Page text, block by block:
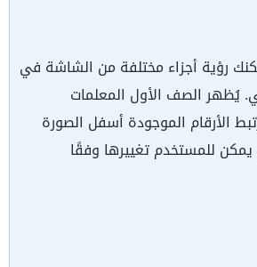
رؤية أجزاء مختلفة من الشاشة في
يُظهر الصف الأول المعلمات
الأرقام الموجودة أسفل الصورة
يمكن للمستخدم تغييرها وفقًا